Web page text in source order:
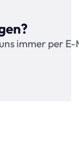
immer per